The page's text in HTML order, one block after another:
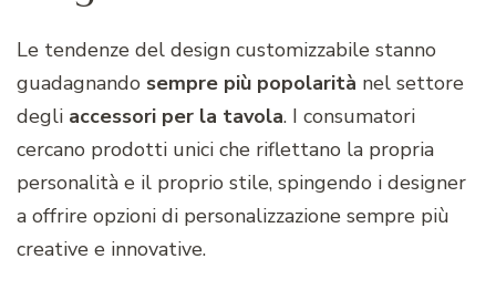
Le tendenze del design customizzabile stanno
guadagnando sempre più popolarità nel settore
degli accessori per la tavola. I consumatori
cercano prodotti unici che riflettano la propria
personalità e il proprio stile, spingendo i designer
a offrire opzioni di personalizzazione sempre più
creative e innovative.